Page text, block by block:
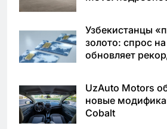
Узбекистанцы
золото: спрос
обновляет
UzAuto Motors
новые
Cobalt